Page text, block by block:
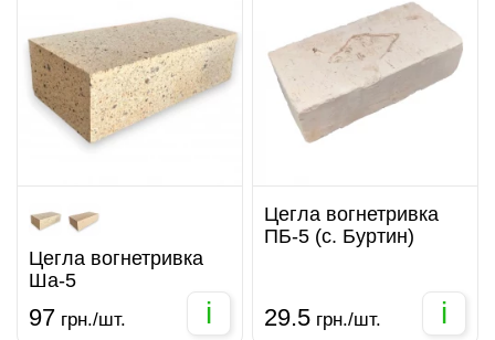
Цегла вогнетривка
Ша-5
97 грн./шт. i
Цегла вогнетривка
ПБ-5 (с. Буртин)
29.5 грн./шт. i